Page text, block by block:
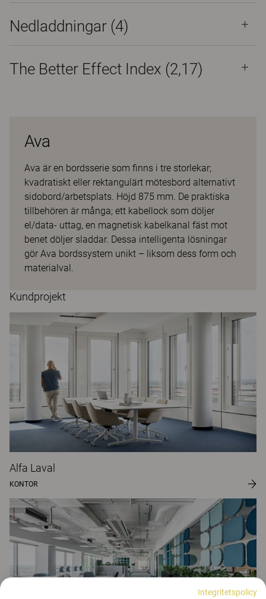
Nedladdningar (4)
The Better Effect Index (2,17)
Ava
Ava är en bordsserie som finns i tre storlekar;
kvadratiskt eller rektangulärt mötesbord alternativt
sidobord/arbetsplats. Höjd 875 mm. De praktiska
tillbehören är många; ett kabellock som döljer
el/data- uttag, en magnetisk kabelkanal fäst mot
benet döljer sladdar. Dessa intelligenta lösningar
gör Ava bordssystem unikt – liksom dess form och
materialval.
Kundprojekt
Alfa Laval
KONTOR
Integritetspolicy